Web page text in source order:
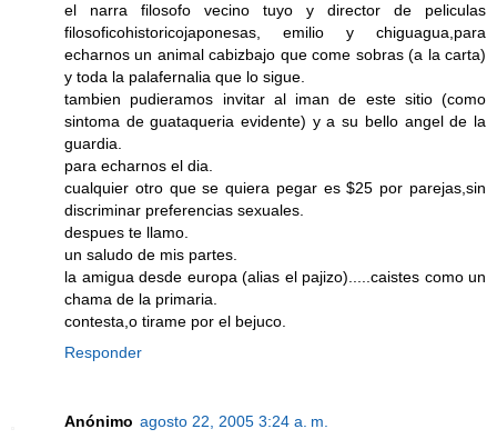
el narra filosofo vecino tuyo y director de peliculas
filosoficohistoricojaponesas, emilio y chiguagua,para
echarnos un animal cabizbajo que come sobras (a la carta)
y toda la palafernalia que lo sigue.
tambien pudieramos invitar al iman de este sitio (como
sintoma de guataqueria evidente) y a su bello angel de la
guardia.
para echarnos el dia.
cualquier otro que se quiera pegar es $25 por parejas,sin
discriminar preferencias sexuales.
despues te llamo.
un saludo de mis partes.
la amigua desde europa (alias el pajizo).....caistes como un
chama de la primaria.
contesta,o tirame por el bejuco.
Responder
Anónimo agosto 22, 2005 3:24 a. m.